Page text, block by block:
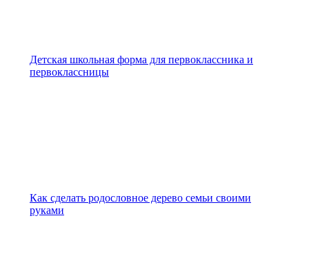
Детская школьная форма для первоклассника и
первоклассницы
Как сделать родословное дерево семьи своими
руками